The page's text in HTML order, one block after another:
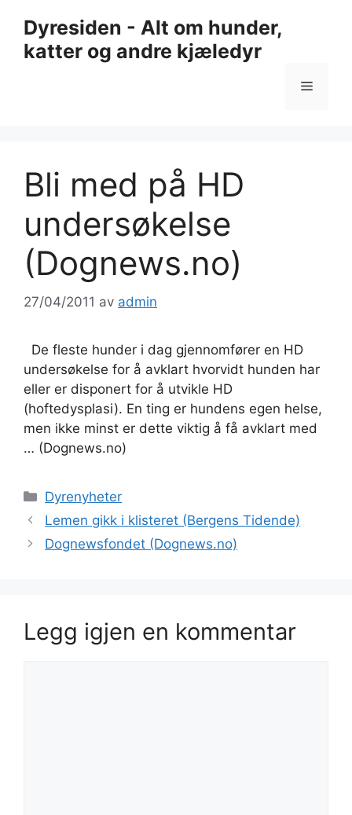
innhold
Dyresiden - Alt om hunder,
katter og andre kjæledyr
Meny
Bli med på HD
undersøkelse
(Dognews.no)
27/04/2011 av admin
De fleste hunder i dag gjennomfører en HD
undersøkelse for å avklart hvorvidt hunden har
eller er disponert for å utvikle HD
(hoftedysplasi). En ting er hundens egen helse,
men ikke minst er dette viktig å få avklart med
… (Dognews.no)
Kategorier
Dyrenyheter
Lemen gikk i klisteret (Bergens Tidende)
Dognewsfondet (Dognews.no)
Legg igjen en kommentar